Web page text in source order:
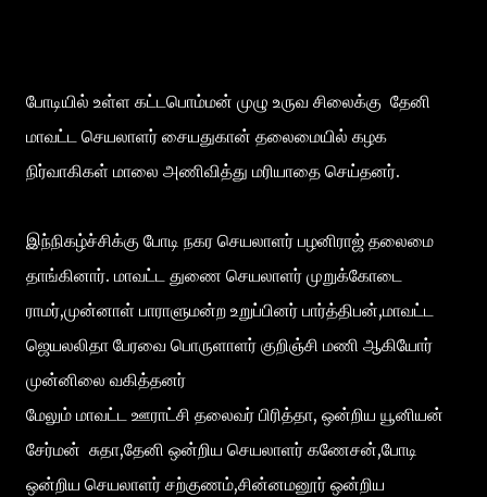
போடியில் உள்ள கட்டபொம்மன் முழு உருவ சிலைக்கு தேனி
மாவட்ட செயலாளர் சையதுகான் தலைமையில் கழக
நிர்வாகிகள் மாலை அணிவித்து மரியாதை செய்தனர்.
இந்நிகழ்ச்சிக்கு போடி நகர செயலாளர் பழனிராஜ் தலைமை
தாங்கினார். மாவட்ட துணை செயலாளர் முறுக்கோடை
ராமர்,முன்னாள் பாராளுமன்ற உறுப்பினர் பார்த்திபன்,மாவட்ட
ஜெயலலிதா பேரவை பொருளாளர் குறிஞ்சி மணி ஆகியோர்
முன்னிலை வகித்தனர்
மேலும் மாவட்ட ஊராட்சி தலைவர் பிரித்தா, ஒன்றிய யூனியன்
சேர்மன் சுதா,தேனி ஒன்றிய செயலாளர் கணேசன்,போடி
ஒன்றிய செயலாளர் சற்குணம்,சின்னமனூர் ஒன்றிய